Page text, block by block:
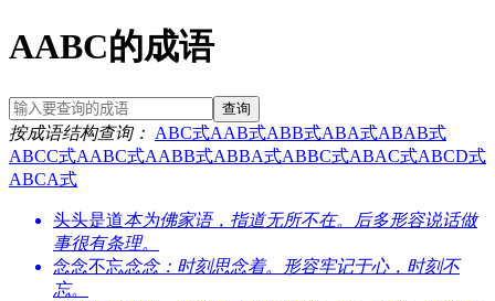
AABC的成语
查询
按成语结构查询： ABC式AAB式ABB式ABA式ABAB式
ABCC式AABC式AABB式ABBA式ABBC式ABAC式ABCD式
ABCA式
头头是道本为佛家语，指道无所不在。后多形容说话做
事很有条理。
念念不忘念念：时刻思念着。形容牢记于心，时刻不
忘。